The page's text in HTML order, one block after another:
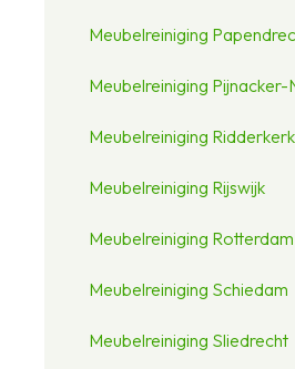
Meubelreiniging
Meubelreiniging
Meubelreiniging Ridderkerk
Meubelreiniging Rijswijk
Meubelreiniging Rotterdam
Meubelreiniging Schiedam
Meubelreiniging Sliedrecht